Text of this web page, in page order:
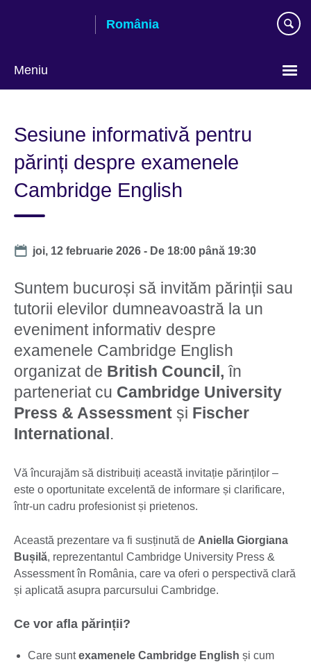
România
Meniu
Sesiune informativă pentru
părinți despre examenele
Cambridge English
Date
joi, 12 februarie 2026 - De 18:00 până 19:30
Suntem bucuroși să invităm părinții sau
tutorii elevilor dumneavoastră la un
eveniment informativ despre
examenele Cambridge English
organizat de British Council,în
parteneriat cu Cambridge University
Press & Assessment și Fischer
International.
Vă încurajăm să distribuiți această invitație părinților –
este o oportunitate excelentă de informare și clarificare,
într-un cadru profesionist și prietenos.
Această prezentare va fi susținută de Aniella Giorgiana
Bușilă, reprezentantul Cambridge University Press &
Assessment în România, care va oferi o perspectivă clară
și aplicată asupra parcursului Cambridge.
Ce vor afla părinții?
Care suntexamenele Cambridge English și cum